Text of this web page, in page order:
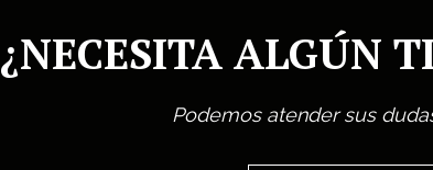
¿NECESITA ALGÚN
Podemos atender sus